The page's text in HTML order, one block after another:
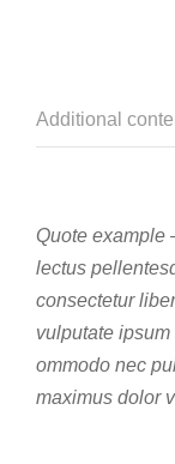
Additional
Quote example
lectus
consectetur
vulputate
ommodo nec
maximus dolor